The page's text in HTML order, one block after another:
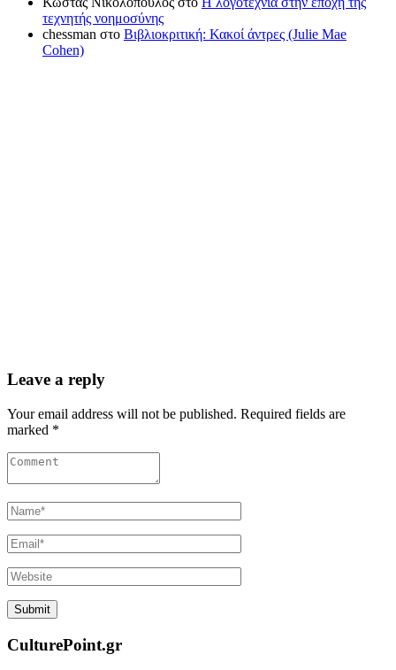
τεχνητής νοημοσύνης
chessman στο Βιβλιοκριτική: Κακοί άντρες (Julie Mae
Cohen)
Leave a reply
Your email address will not be published. Required fields are
marked *
CulturePoint.gr